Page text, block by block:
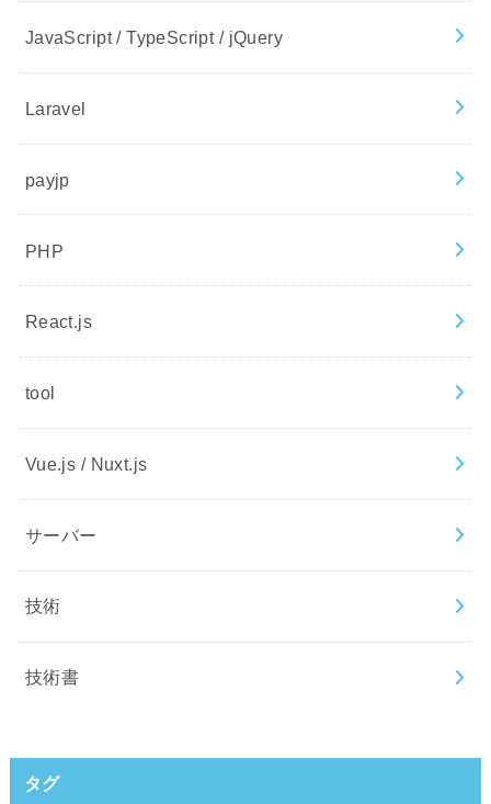
JavaScript / TypeScript / jQuery
Laravel
payjp
PHP
React.js
tool
Vue.js / Nuxt.js
サーバー
技術
技術書
タグ